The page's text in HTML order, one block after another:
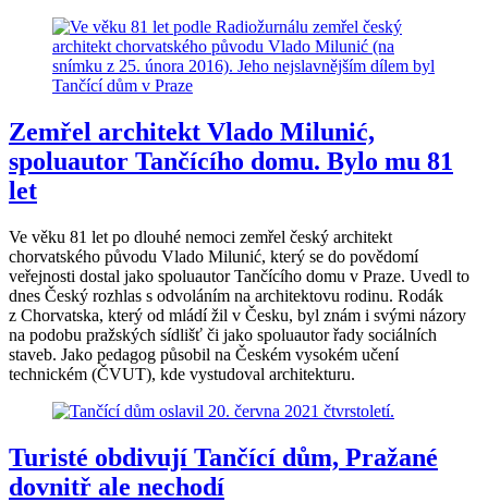
Zemřel architekt Vlado Milunić,
spoluautor Tančícího domu. Bylo mu 81
let
Ve věku 81 let po dlouhé nemoci zemřel český architekt
chorvatského původu Vlado Milunić, který se do povědomí
veřejnosti dostal jako spoluautor Tančícího domu v Praze. Uvedl to
dnes Český rozhlas s odvoláním na architektovu rodinu. Rodák
z Chorvatska, který od mládí žil v Česku, byl znám i svými názory
na podobu pražských sídlišť či jako spoluautor řady sociálních
staveb. Jako pedagog působil na Českém vysokém učení
technickém (ČVUT), kde vystudoval architekturu.
Turisté obdivují Tančící dům, Pražané
dovnitř ale nechodí